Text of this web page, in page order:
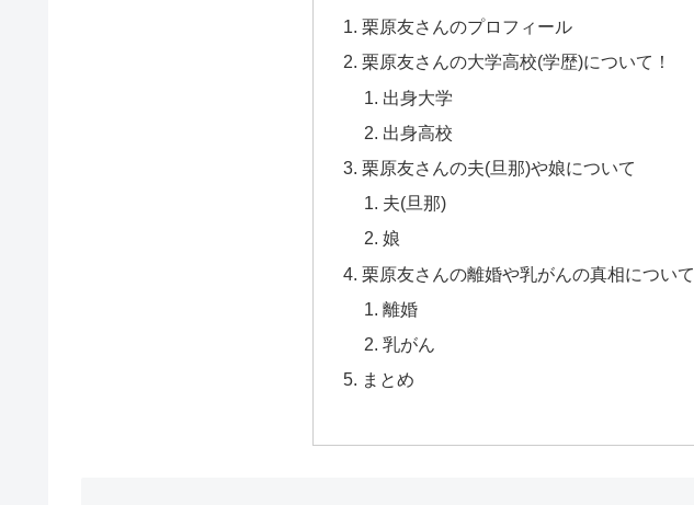
栗原友さんのプロフィール
栗原友さんの大学高校(学歴)について！
出身大学
出身高校
栗原友さんの夫(旦那)や娘について
夫(旦那)
娘
栗原友さんの離婚や乳がんの真相について
離婚
乳がん
まとめ